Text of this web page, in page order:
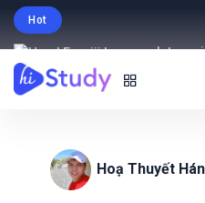
Hot
Intro
-95% off.
Hoạ Thuyết